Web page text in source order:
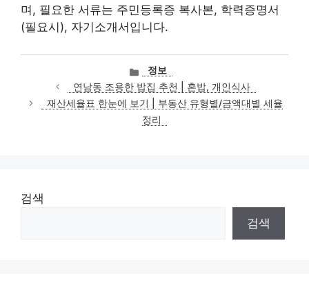
며, 필요한 서류는 주민등록증 복사본, 학력증명서
(필요시), 자기소개서입니다.
카
테
고
리
정보
연남동 조용한 밥집 추천 | 혼밥, 개인식사
재산세율표 한눈에 보기 | 부동산 유형별/금액대별 세율
정리
검색
검색